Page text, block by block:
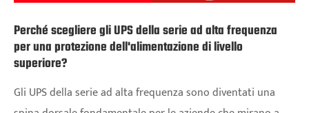
Perché scegliere gli UPS della serie ad alta frequenza
per una protezione dell'alimentazione di livello
superiore?
Gli UPS della serie ad alta frequenza sono diventati una